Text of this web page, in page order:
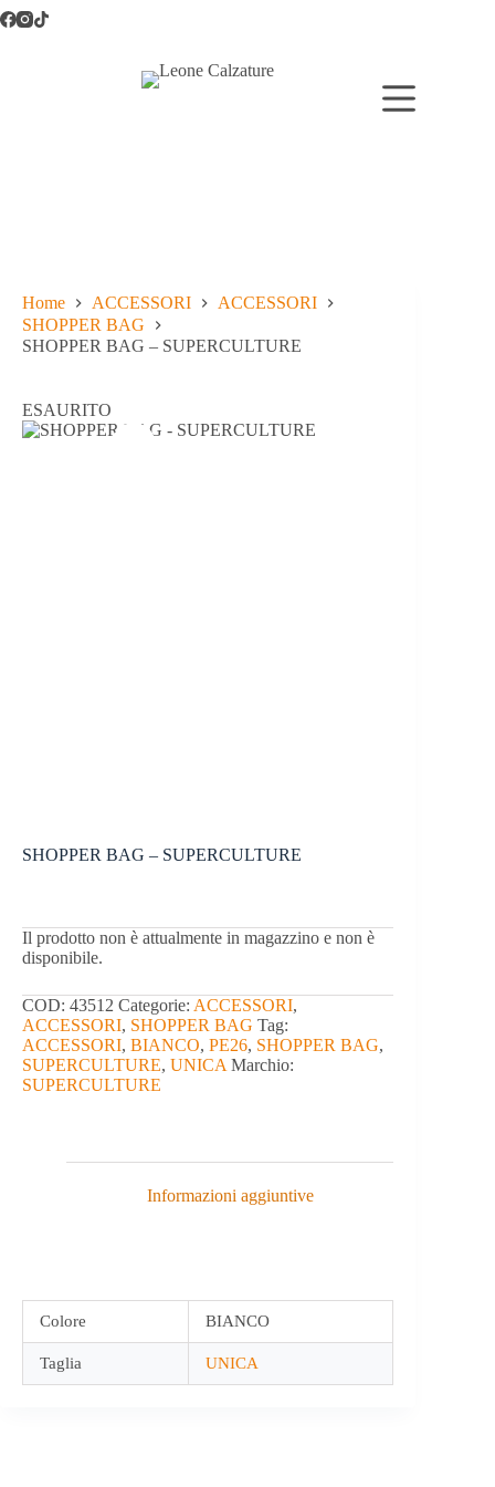
Salta
al
Home ACCESSORI
ACCESSORI
SHOPPER BAG
SHOPPER BAG – SUPERCULTURE
ESAURITO
SHOPPER BAG – SUPERCULTURE
Il prodotto non è attualmente in magazzino e non è
disponibile.
COD: 43512 Categorie: ACCESSORI,
ACCESSORI, SHOPPER BAG Tag:
ACCESSORI, BIANCO, PE26, SHOPPER BAG,
SUPERCULTURE, UNICA Marchio:
SUPERCULTURE
Informazioni aggiuntive
Colore BIANCO
Taglia UNICA